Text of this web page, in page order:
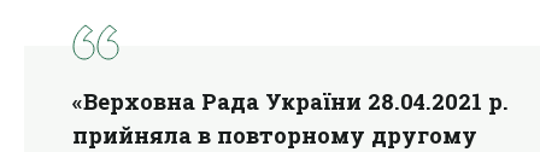
«Верховна Рада України 28.04.2021 р.
прийняла в повторному другому